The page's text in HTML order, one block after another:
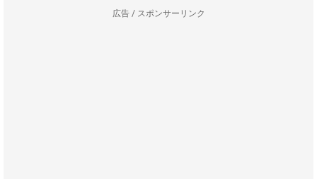
広告 / スポンサーリンク